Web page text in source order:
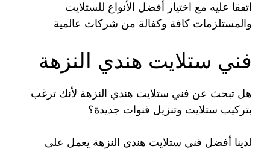
اتفقا عليه مع اختيار أفضل الأنواع للستلايت
والمستلزمات كافة وكفالة من شركات عالمية
فني ستلايت هندي النزهة
هل تبحث عن فني ستلايت هندي النزهة لأنك ترغب
بتركيب ستلايت وتنزيل قنوات جديدة؟
لدينا أفضل فني ستلايت هندي النزهة يعمل على